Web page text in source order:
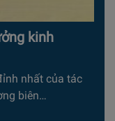
kinh
nhất của tác
biên…